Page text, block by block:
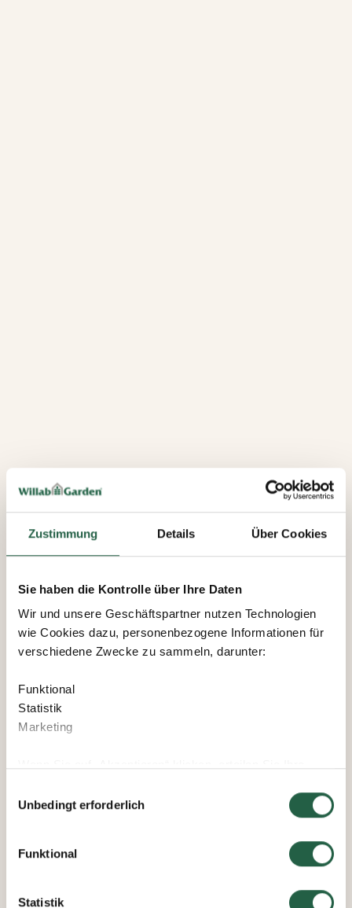
Zustimmung Details Über Cookies
Sie haben die Kontrolle über Ihre Daten
Wir und unsere Geschäftspartner nutzen Technologien
wie Cookies dazu, personenbezogene Informationen für
verschiedene Zwecke zu sammeln, darunter:
Funktional
Statistik
Marketing
entscheiden, welchen Zwecken Sie zustimmen, indem
Sie das Kästchen neben dem Zweck anklicken und auf
Sie auf das kleine Symbol unten links auf der Webseite
Unbedingt erforderlich
Funktional
Statistik